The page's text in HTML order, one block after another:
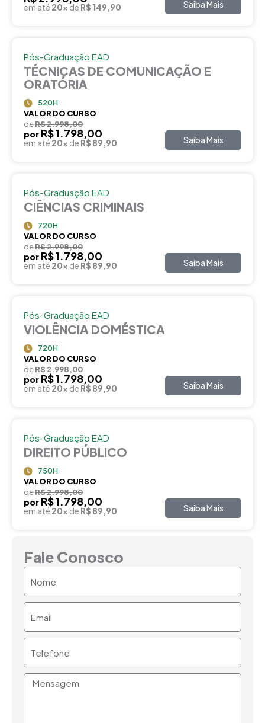
em até 20xde R$ 149,90 Saiba Mais
Pós-Graduação EAD
TÉCNICAS DE COMUNICAÇÃO E
ORATÓRIA
520H
VALOR DO CURSO
deR$ 2.998,00
por R$ 1.798,00
em até 20x de R$ 89,90 Saiba Mais
Pós-Graduação EAD
CIÊNCIAS CRIMINAIS
720H
VALOR DO CURSO
deR$ 2.998,00
por R$ 1.798,00
em até 20x de R$ 89,90 Saiba Mais
Pós-Graduação EAD
VIOLÊNCIA DOMÉSTICA
720H
VALOR DO CURSO
deR$ 2.998,00
por R$ 1.798,00
em até 20x de R$ 89,90 Saiba Mais
Pós-Graduação EAD
DIREITO PÚBLICO
750H
VALOR DO CURSO
deR$ 2.998,00
por R$ 1.798,00
em até 20x de R$ 89,90 Saiba Mais
Fale Conosco
Mensagem